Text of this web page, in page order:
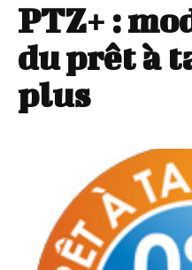
PTZ+ :
du prêt à
plus